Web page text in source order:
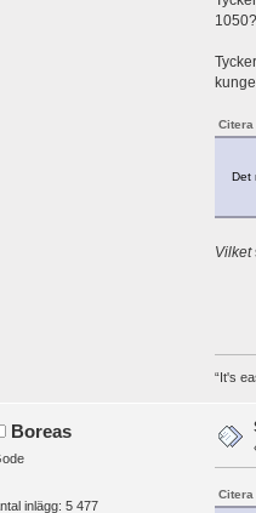
1050?
Citera
Det
Vilket
“It's
Boreas
inlägg: 5 477
Citera